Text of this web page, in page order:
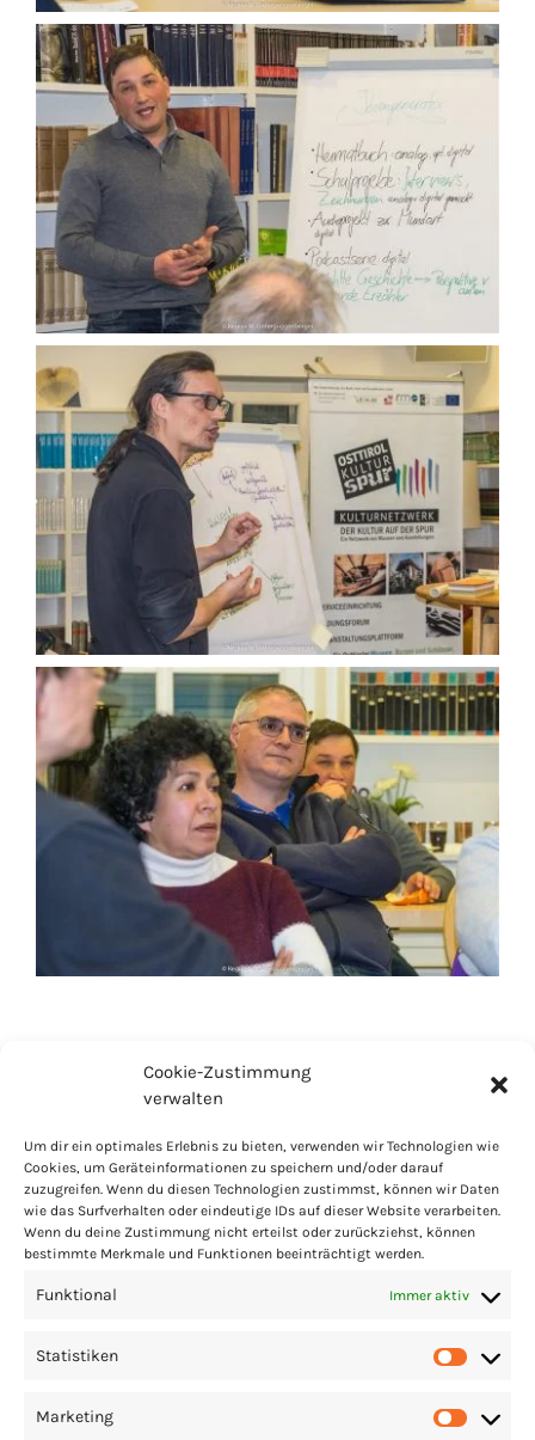
Cookie-Zustimmung
verwalten
Um dir ein optimales Erlebnis zu bieten, verwenden wir Technologien wie
Cookies, um Geräteinformationen zu speichern und/oder darauf
zuzugreifen. Wenn du diesen Technologien zustimmst, können wir Daten
wie das Surfverhalten oder eindeutige IDs auf dieser Website verarbeiten.
Wenn du deine Zustimmung nicht erteilst oder zurückziehst, können
bestimmte Merkmale und Funktionen beeinträchtigt werden.
Funktional Immer aktiv
Statistiken
Marketing
PARTNER LINKS IMPRESSUM
COOKIES
DATENSCHUTZ
PRESSE